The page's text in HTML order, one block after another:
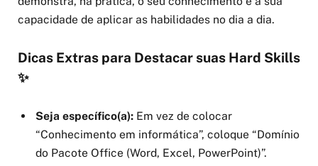
capacidade de aplicar as habilidades no dia a dia.
Dicas Extras para Destacar suas Hard Skills
✨
Seja específico(a): Em vez de colocar
“Conhecimento em informática”, coloque “Domínio
do Pacote Office (Word, Excel, PowerPoint)”.